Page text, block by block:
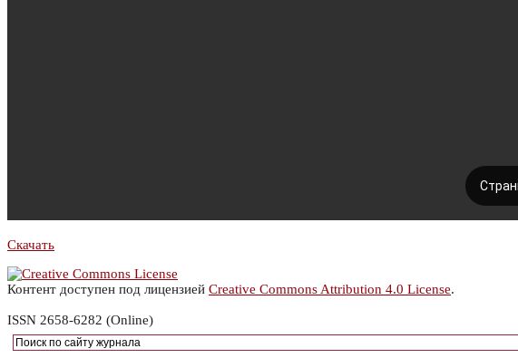
Скачать
Контент доступен под лицензией Creative Commons Attribution 4.0 License.
ISSN 2658-6282 (Online)